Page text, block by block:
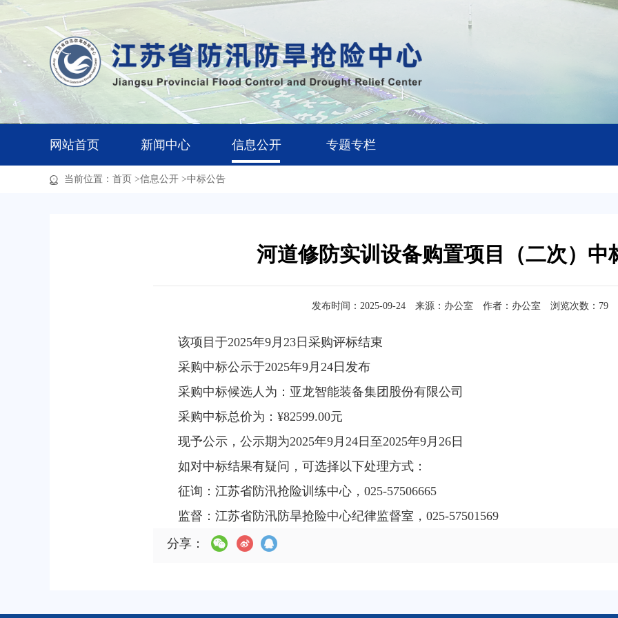
网站首页 新闻中心 信息公开 专题专栏
当前位置： 首页 >信息公开 >中标公告
河道修防实训设备购置项目（二次）中
发布时间：2025-09-24 来源：办公室 作者：办公室 浏览次数： 79
该项目于2025年9月23日采购评标结束
采购中标公示于2025年9月24日发布
采购中标候选人为：亚龙智能装备集团股份有限公司
采购中标总价为：¥82599.00元
现予公示，公示期为2025年9月24日至2025年9月26日
如对中标结果有疑问，可选择以下处理方式：
征询：江苏省防汛抢险训练中心，025-57506665
监督：江苏省防汛防旱抢险中心纪律监督室，025-57501569
分享：